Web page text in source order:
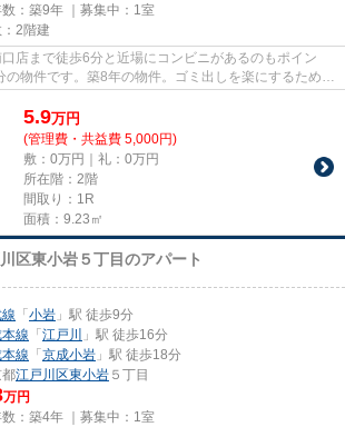
：築9年 ｜募集中： 1室
：2階建
店まで徒歩6分と近場にコンビニがあるのもポイン
の物件です。築8年の物件。ゴミ出しを楽にするため
ゴミ置...
5.9万円
(管理費・共益費 5,000円)
敷：0万円｜礼：0万円
所在階：2階
間取り：1R
面積：9.23㎡
区東小岩５丁目のアパート
「 小岩 」駅 徒歩9分
線 「 江戸川
」駅 徒歩16分
線 「 京成小岩 」駅 徒歩18分
江戸川区東小岩 ５丁目
万円
：築4年 ｜募集中： 1室